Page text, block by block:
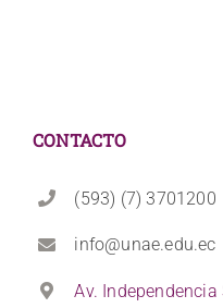
CONTACTO
(593) (7) 3701200
info@unae.edu.ec
Av. Independencia